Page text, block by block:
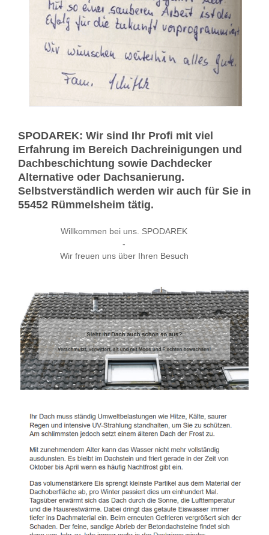
SPODAREK: Wir sind Ihr Profi mit viel
Erfahrung im Bereich Dachreinigungen und
Dachbeschichtung sowie Dachdecker
Alternative oder Dachsanierung.
Selbstverständlich werden wir auch für Sie in
55452 Rümmelsheim tätig.
Willkommen bei uns. SPODAREK
-
Wir freuen uns über Ihren Besuch